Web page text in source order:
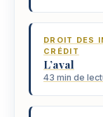
DROIT DES
CRÉDIT
L’aval
43 min de